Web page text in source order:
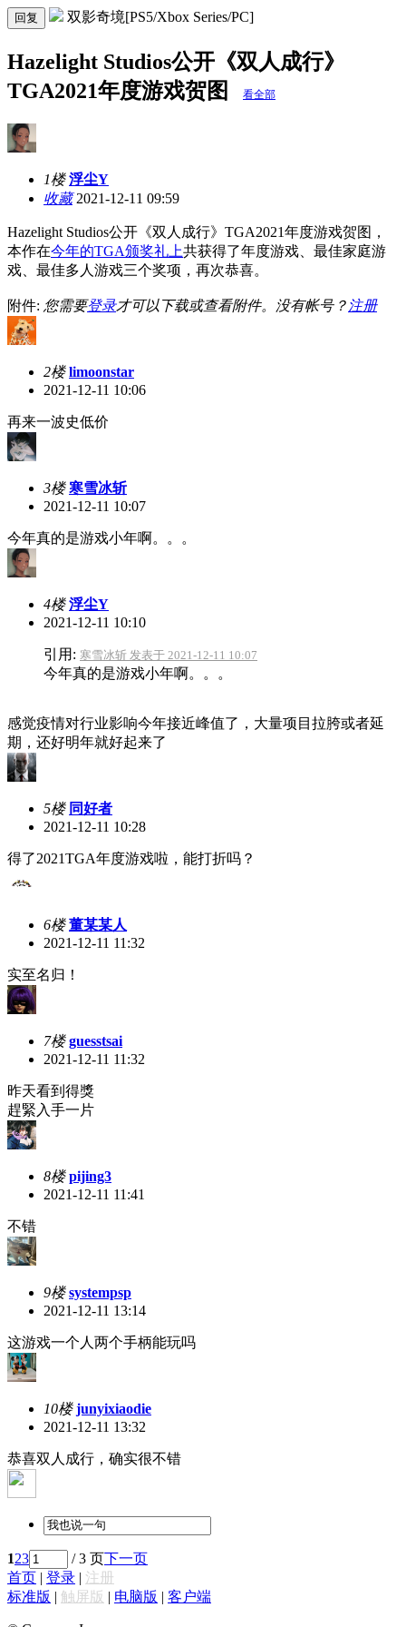
回复 双影奇境[PS5/Xbox Series/PC]
Hazelight Studios公开《双人成行》
TGA2021年度游戏贺图
看全部
1楼 浮尘Y
收藏2021-12-11 09:59
Hazelight Studios公开《双人成行》TGA2021年度游戏贺图，
本作在今年的TGA颁奖礼上共获得了年度游戏、最佳家庭游
戏、最佳多人游戏三个奖项，再次恭喜。
附件: 您需要登录才可以下载或查看附件。没有帐号？ 注册
2楼 limoonstar
2021-12-11 10:06
再来一波史低价
3楼 寒雪冰斩
2021-12-11 10:07
今年真的是游戏小年啊。。。
4楼 浮尘Y
2021-12-11 10:10
引用: 寒雪冰斩 发表于 2021-12-11 10:07
今年真的是游戏小年啊。。。
感觉疫情对行业影响今年接近峰值了，大量项目拉胯或者延
期，还好明年就好起来了
5楼 同好者
2021-12-11 10:28
得了2021TGA年度游戏啦，能打折吗？
6楼 董某某人
2021-12-11 11:32
实至名归！
7楼 guesstsai
2021-12-11 11:32
昨天看到得獎
趕緊入手一片
8楼 pijing3
2021-12-11 11:41
不错
9楼 systempsp
2021-12-11 13:14
这游戏一个人两个手柄能玩吗
10楼 junyixiaodie
2021-12-11 13:32
恭喜双人成行，确实很不错
123 / 3 页下一页
首页 | 登录 | 注册
标准版 | 触屏版 | 电脑版 | 客户端